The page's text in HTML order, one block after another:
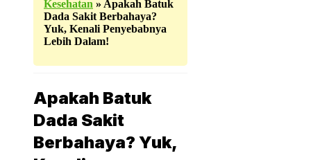
Kesehatan » Apakah Batuk
Dada Sakit Berbahaya?
Yuk, Kenali Penyebabnya
Lebih Dalam!
Apakah Batuk
Dada Sakit
Berbahaya? Yuk,